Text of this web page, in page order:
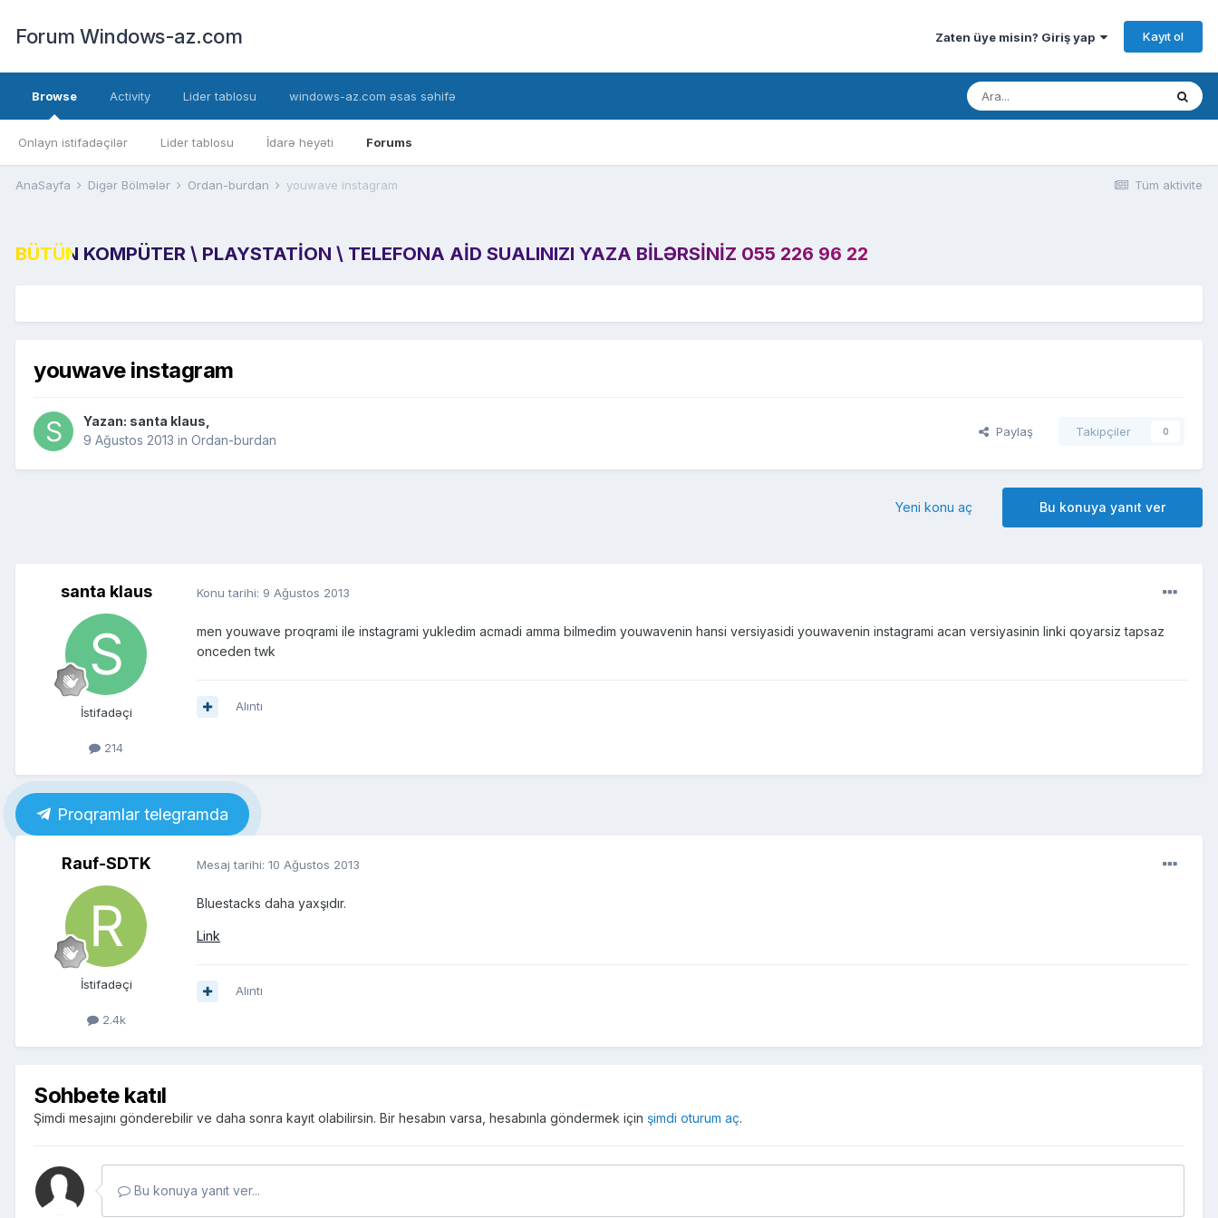
Forum Windows-az.com Zaten üye misin? Giriş yap Kayıt ol
Browse
Onlayn istifadəçilər Lider tablosu İdarə heyəti Forums
Activity Lider tablosu windows-az.com əsas səhifə
Tüm aktivite
AnaSayfa Digər Bölmələr Ordan-burdan youwave instagram
BÜTÜN KOMPÜTER \ PLAYSTATION \ TELEFONA AID SUALINIZI YAZA BILƏRSINIZ 055 226 96 22
youwave instagram
Yazan: santa klaus
9 Ağustos 2013 in Ordan-burdan
Paylaş Takipçiler 0
Bu konuya yanıt ver
Yeni konu aç
santa klaus
İstifadəçi
214
Konu tarihi: 9 Ağustos 2013
men youwave proqrami ile instagrami yukledim acmadi amma bilmedim youwavenin hansi versiyasidi youwavenin instagrami acan versiyasinin linki qoyarsiz tapsaz
onceden twk
Alıntı
Proqramlar telegramda
Rauf-SDTK
İstifadəçi
2.4k
Mesaj tarihi: 10 Ağustos 2013
Bluestacks daha yaxşıdır.
Link
Alıntı
Sohbete katıl
Şimdi mesajını gönderebilir ve daha sonra kayıt olabilirsin. Bir hesabın varsa, hesabınla göndermek için şimdi oturum aç.
Bu konuya yanıt ver...